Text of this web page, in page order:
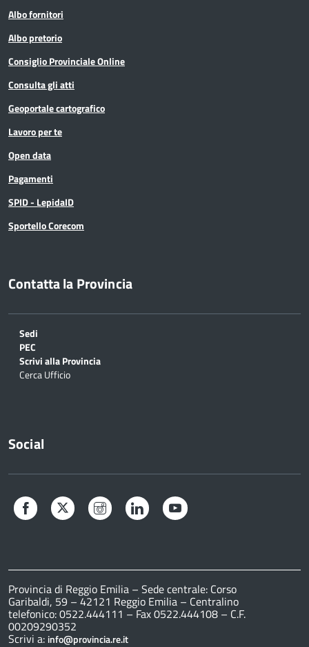
Albo fornitori
Albo pretorio
Consiglio Provinciale Online
Consulta gli atti
Geoportale cartografico
Lavoro per te
Open data
Pagamenti
SPID - LepidaID
Sportello Corecom
Contatta la Provincia
Sedi
PEC
Scrivi alla Provincia
Cerca Ufficio
Social
Facebook Twitter Instagram LinkedIn
Provincia di Reggio Emilia – Sede centrale: Corso
Garibaldi, 59 – 42121 Reggio Emilia – Centralino
telefonico: 0522.444111 – Fax 0522.444108 – C.F.
00209290352
Scrivi a: info@provincia.re.it